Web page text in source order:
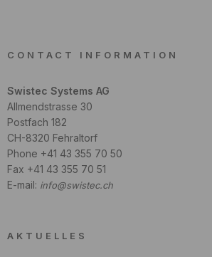
CONTACT INFORMATION
Swistec Systems AG
Allmendstrasse 30
Postfach 182
CH-8320 Fehraltorf
Phone +41 43 355 70 50
Fax +41 43 355 70 51
E-mail: info@swistec.ch
AKTUELLES